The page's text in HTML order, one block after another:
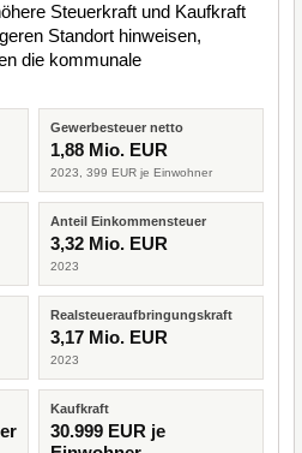
Steuerkraft und Kaufkraft
Standort hinweisen,
die kommunale
Gewerbesteuer netto
1,88 Mio. EUR
2023, 399 EUR je Einwohner
Anteil Einkommensteuer
3,32 Mio. EUR
2023
Realsteueraufbringungskraft
3,17 Mio. EUR
2023
Kaufkraft
30.999 EUR je